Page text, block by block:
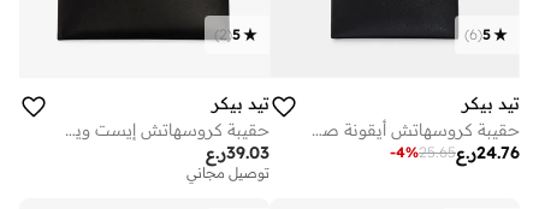
5
(
6
)
تيد بيكر
حقيبة كروسهاتش أيقونة صغيرة
ر.ع24.76
25.65
-4%
5
(
2
)
تيد بيكر
حقيبة كروسهاتش إيست ويست آيكون
ر.ع39.03
توصيل مجاني